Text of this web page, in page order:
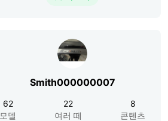
Smith000000007
62
모델
22
여러 떼
8
콘텐츠